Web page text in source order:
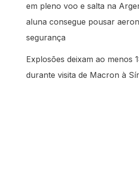
em pleno voo e salta na
aluna consegue pousar
segurança
Explosões deixam ao menos
durante visita de Macron à